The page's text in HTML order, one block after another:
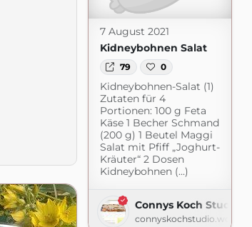
7 August 2021
Kidneybohnen Salat
79 0
Kidneybohnen-Salat (1)
Zutaten für 4
Portionen: 100 g Feta
Käse 1 Becher Schmand
(200 g) 1 Beutel Maggi
Salat mit Pfiff „Joghurt-
Kräuter“ 2 Dosen
Kidneybohnen (...)
Connys Koch Studio